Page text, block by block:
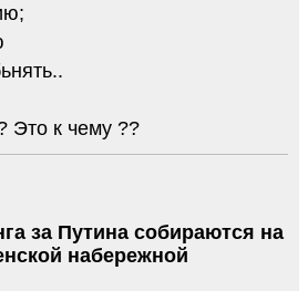
Это к чему ??
за Путина собираются на
набережной